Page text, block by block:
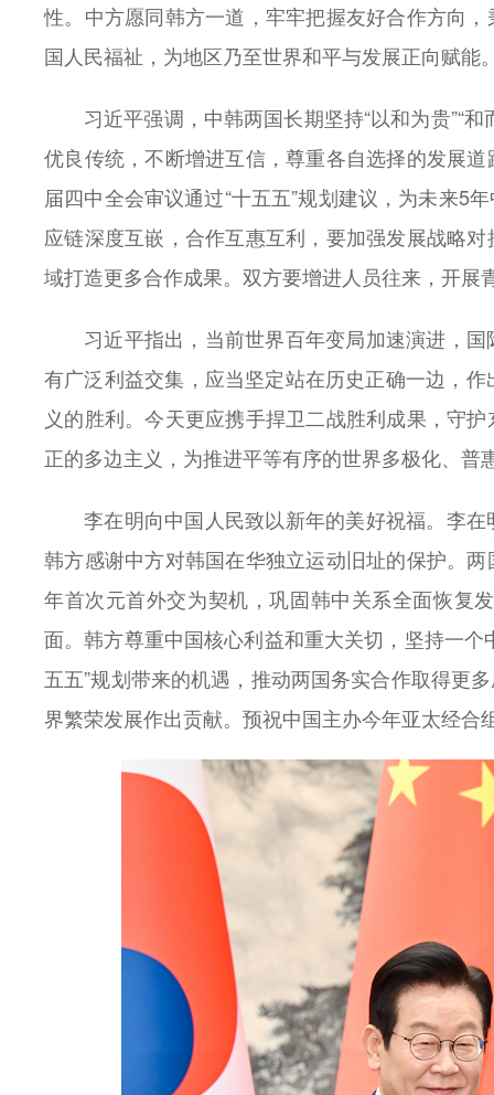
性。中方愿同韩方一道，牢牢把握友好合作方向
国人民福祉，为地区乃至世界和平与发展正向赋能
习近平强调，中韩两国长期坚持“以和为贵”“
优良传统，不断增进互信，尊重各自选择的发展
届四中全会审议通过“十五五”规划建议，为未来5
应链深度互嵌，合作互惠互利，要加强发展战略
域打造更多合作成果。双方要增进人员往来，开
习近平指出，当前世界百年变局加速演进，
有广泛利益交集，应当坚定站在历史正确一边，
义的胜利。今天更应携手捍卫二战胜利成果，守
正的多边主义，为推进平等有序的世界多极化、普
李在明向中国人民致以新年的美好祝福。李
韩方感谢中方对韩国在华独立运动旧址的保护。
年首次元首外交为契机，巩固韩中关系全面恢复
面。韩方尊重中国核心利益和重大关切，坚持一
五五”规划带来的机遇，推动两国务实合作取得更
界繁荣发展作出贡献。预祝中国主办今年亚太经合